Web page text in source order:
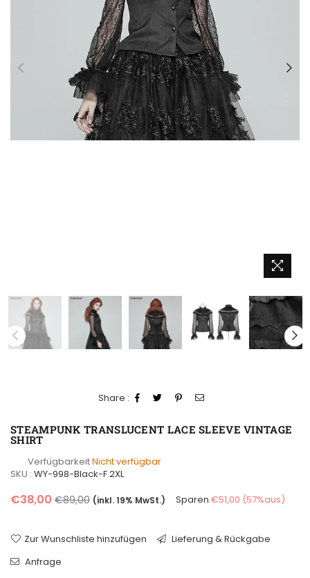
Share :
STEAMPUNK TRANSLUCENT LACE SLEEVE VINTAGE
SHIRT
VerfügbarkeitNicht verfügbar
SKU : WY-998-Black-F.2XL
Normaler
Preis
€38,00 €89,00 (inkl. 19% MwSt.) Sparen €51,00 (57%aus)
Zur Wunschliste hinzufügen
Lieferung & Rückgabe
Anfrage